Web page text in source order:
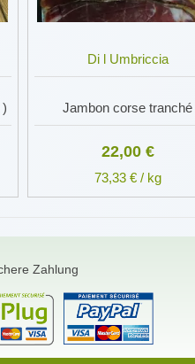
Di l Umbriccia
Jambon corse tranché
22,00 €
73,33 € / kg
Zahlung